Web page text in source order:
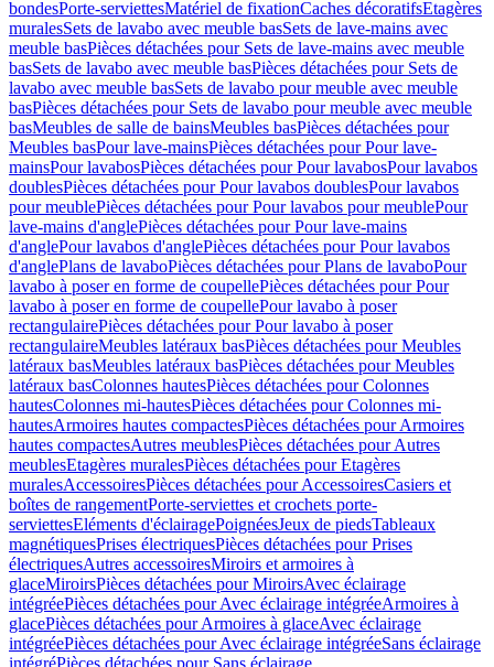
bondesPorte-serviettesMatériel de fixationCaches décoratifsEtagères
muralesSets de lavabo avec meuble basSets de lave-mains avec
meuble basPièces détachées pour Sets de lave-mains avec meuble
basSets de lavabo avec meuble basPièces détachées pour Sets de
lavabo avec meuble basSets de lavabo pour meuble avec meuble
basPièces détachées pour Sets de lavabo pour meuble avec meuble
basMeubles de salle de bainsMeubles basPièces détachées pour
Meubles basPour lave-mainsPièces détachées pour Pour lave-
mainsPour lavabosPièces détachées pour Pour lavabosPour lavabos
doublesPièces détachées pour Pour lavabos doublesPour lavabos
pour meublePièces détachées pour Pour lavabos pour meublePour
lave-mains d'anglePièces détachées pour Pour lave-mains
d'anglePour lavabos d'anglePièces détachées pour Pour lavabos
d'anglePlans de lavaboPièces détachées pour Plans de lavaboPour
lavabo à poser en forme de coupellePièces détachées pour Pour
lavabo à poser en forme de coupellePour lavabo à poser
rectangulairePièces détachées pour Pour lavabo à poser
rectangulaireMeubles latéraux basPièces détachées pour Meubles
latéraux basMeubles latéraux basPièces détachées pour Meubles
latéraux basColonnes hautesPièces détachées pour Colonnes
hautesColonnes mi-hautesPièces détachées pour Colonnes mi-
hautesArmoires hautes compactesPièces détachées pour Armoires
hautes compactesAutres meublesPièces détachées pour Autres
meublesEtagères muralesPièces détachées pour Etagères
muralesAccessoiresPièces détachées pour AccessoiresCasiers et
boîtes de rangementPorte-serviettes et crochets porte-
serviettesEléments d'éclairagePoignéesJeux de piedsTableaux
magnétiquesPrises électriquesPièces détachées pour Prises
électriquesAutres accessoiresMiroirs et armoires à
glaceMiroirsPièces détachées pour MiroirsAvec éclairage
intégréePièces détachées pour Avec éclairage intégréeArmoires à
glacePièces détachées pour Armoires à glaceAvec éclairage
intégréePièces détachées pour Avec éclairage intégréeSans éclairage
intégréPièces détachées pour Sans éclairage